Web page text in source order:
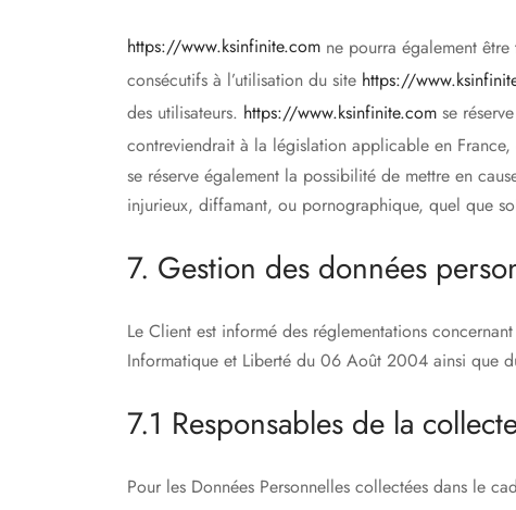
https://www.ksinfinite.com ne pourra également
consécutifs à l’utilisation du site https://
des utilisateurs. https://www.ksinfinite.com se
contreviendrait à la législation applicable en
se réserve également la possibilité de mettre en
injurieux, diffamant, ou pornographique, quel que
7. Gestion des données
Le Client est informé des réglementations
Informatique et Liberté du 06 Août 2004 ainsi que
7.1 Responsables de la
Pour les Données Personnelles collectées dans le